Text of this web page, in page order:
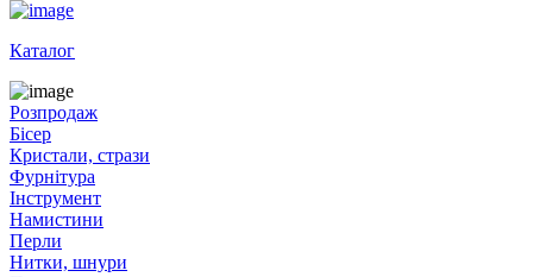
Каталог
Розпродаж
Бісер
Кристали, стрази
Фурнітура
Інструмент
Намистини
Перли
Нитки, шнури